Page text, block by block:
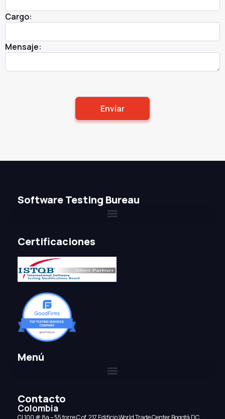
Cargo:
Mensaje:
Software Testing Bureau
Certificaciones
Menú
Contacto
Colombia